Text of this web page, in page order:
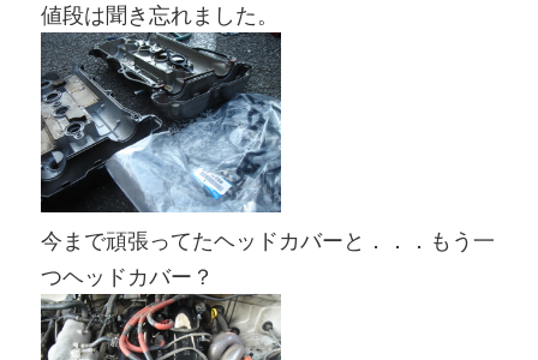
値段は聞き忘れました。
今まで頑張ってたヘッドカバーと．．．もう一
つヘッドカバー？